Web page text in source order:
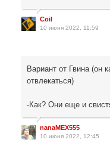
Coil
10 июня 2022, 11:59
Вариант от Гвина (он
отвлекаться)
-Как? Они еще и
nanaMEX555
10 июня 2022, 12:45